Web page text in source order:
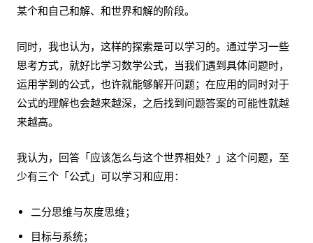
某个和自己和解、和世界和解的阶段。
同时，我也认为，这样的探索是可以学习的。通过学习一些
思考方式，就好比学习数学公式，当我们遇到具体问题时，
运用学到的公式，也许就能够解开问题；在应用的同时对于
公式的理解也会越来越深，之后找到问题答案的可能性就越
来越高。
我认为，回答「应该怎么与这个世界相处？」这个问题，至
少有三个「公式」可以学习和应用：
二分思维与灰度思维；
目标与系统；